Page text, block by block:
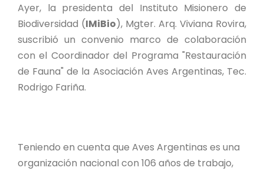
investigadores
FORMULARIO DE REGISTRO DE
INVESTIGADORES
AUTORIZACIONES
PROYECTO ÁGUILAS DE MISIONES
Ayer, la presidenta del Instituto Misionero de
Biodiversidad (IMiBio), Mgter. Arq. Viviana Rovira,
suscribió un convenio marco de colaboración
con el Coordinador del Programa "Restauración
de Fauna" de la Asociación Aves Argentinas, Tec.
Rodrigo Fariña.
Teniendo en cuenta que Aves Argentinas es una
organización nacional con 106 años de trabajo,